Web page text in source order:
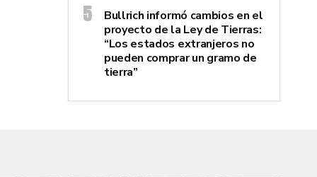
Bullrich informó cambios en el
proyecto de la Ley de Tierras:
“Los estados extranjeros no
pueden comprar un gramo de
tierra”